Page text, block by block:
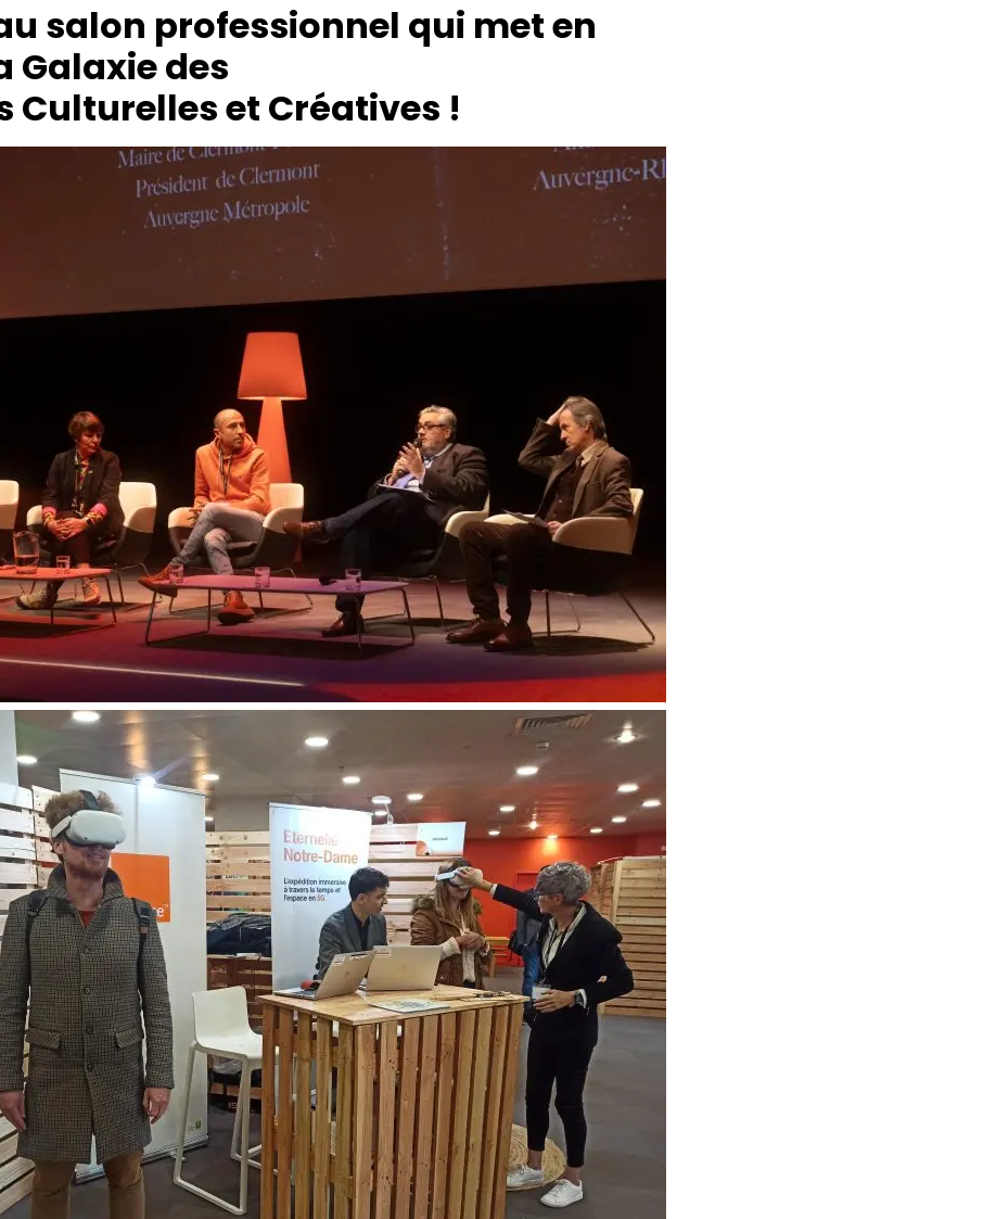
salon professionnel qui met en
Galaxie des
Culturelles et Créatives !